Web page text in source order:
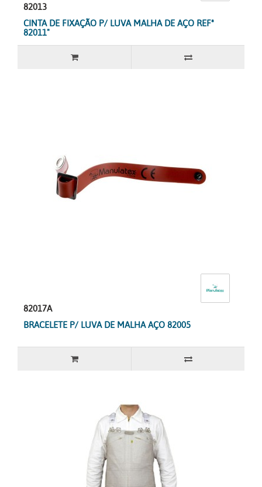
82013
CINTA DE FIXAÇÃO P/ LUVA MALHA DE AÇO REFª
82011"
82017A
BRACELETE P/ LUVA DE MALHA AÇO 82005